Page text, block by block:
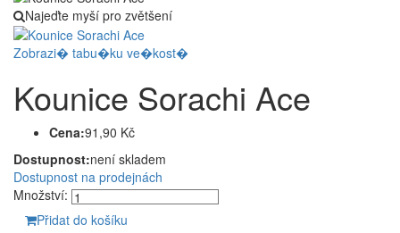
Najeďte myší pro zvětšení
Zobrazi� tabu�ku ve�kost�
Kounice Sorachi Ace
Cena:91,90 Kč
Dostupnost:není skladem
Dostupnost na prodejnách
Množství:
Přidat do košíku